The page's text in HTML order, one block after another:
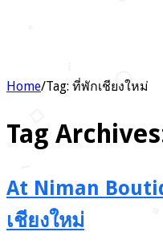
Home/Tag: ที่พักเชียงใหม่
Tag
At Niman
เชียงใหม่